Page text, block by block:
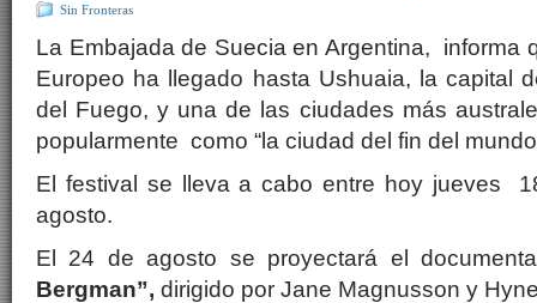
Sin Fronteras
La Embajada de Suecia en Argentina,
Europeo ha llegado hasta Ushuaia, la capital
del Fuego, y una de las ciudades más
popularmente como “la ciudad del fin del
El festival se lleva a cabo entre hoy
agosto.
El 24 de agosto se proyectará el
Bergman”, dirigido por Jane Magnusson y